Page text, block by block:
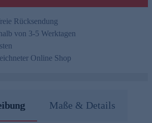
Rücksendung
von 3-5 Werktagen
Online Shop
Maße & Details